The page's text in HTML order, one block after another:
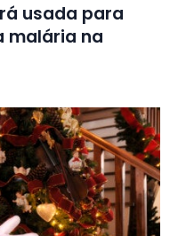
usada para
malária na